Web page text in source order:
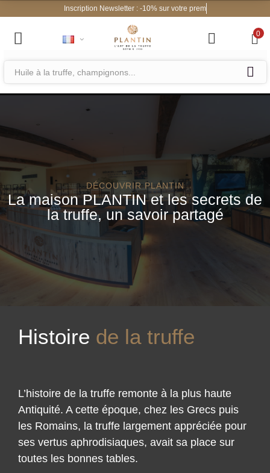
DÉCOUVRIR PLANTIN
La maison PLANTIN et les secrets de
la truffe, un savoir partagé
Histoire de la truffe
Antiquité. A cette époque, chez les Grecs puis
les Romains, la truffe largement appréciée pour
ses vertus aphrodisiaques, avait sa place sur
toutes les bonnes tables.